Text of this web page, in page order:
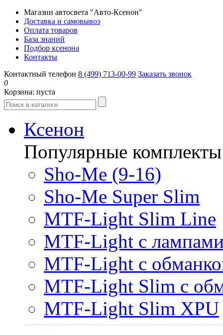
Магазин автосвета "Авто-Ксенон"
Доставка и самовывоз
Оплата товаров
База знаний
Подбор ксенона
Контакты
Контактный телефон 8 (499) 713-00-99 Заказать звонок
0
Корзина: пуста
Ксенон
Популярные комплекты
Sho-Me (9-16)
Sho-Me Super Slim
MTF-Light Slim Line
MTF-Light с
MTF-Light с
MTF-Light Slim с
MTF-Light Slim XPU